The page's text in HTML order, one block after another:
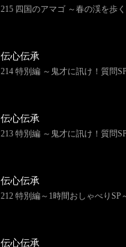
215 四国のアマゴ ～春の渓を歩
伝心伝承
214 特別編 ～鬼才に訊け！質問
伝心伝承
213 特別編 ～鬼才に訊け！質問
伝心伝承
212 特別編～1時間おしゃべりSP
伝心伝承